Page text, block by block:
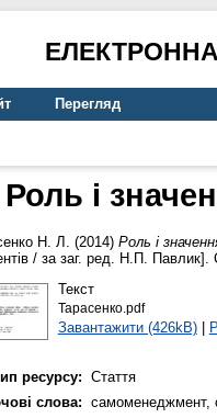
Перегляд
Роль і
Н. Л. (2014) Роль і
/ за заг. ред. Н.П. Павлик].
Текст
Тарасенко.pdf
Завантажити (426kB)|
ресурсу: Стаття
слова: самоменеджмент,